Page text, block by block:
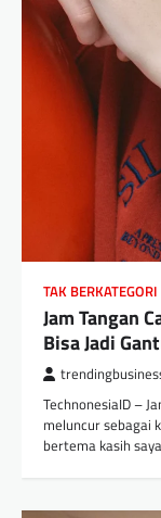
TAK BERKATEGORI
Jam Tangan
Bisa Jadi
TechnonesiaID –
meluncur sebagai
bertema kasih